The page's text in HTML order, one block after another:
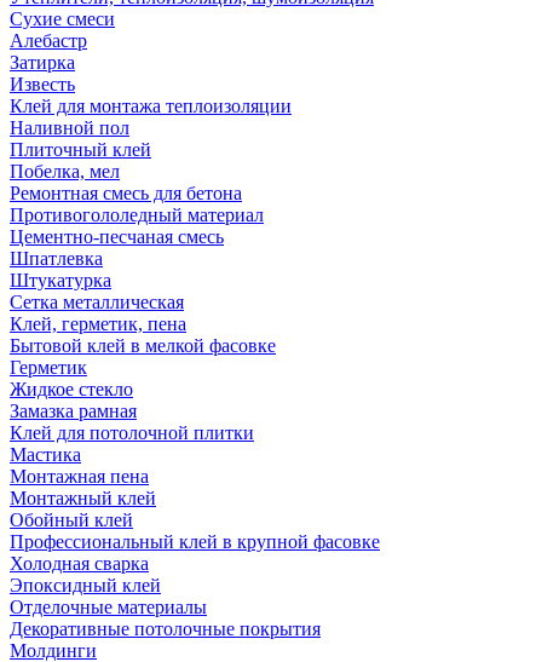
Сухие смеси
Алебастр
Затирка
Известь
Клей для монтажа теплоизоляции
Наливной пол
Плиточный клей
Побелка, мел
Ремонтная смесь для бетона
Противогололедный материал
Цементно-песчаная смесь
Шпатлевка
Штукатурка
Сетка металлическая
Клей, герметик, пена
Бытовой клей в мелкой фасовке
Герметик
Жидкое стекло
Замазка рамная
Клей для потолочной плитки
Мастика
Монтажная пена
Монтажный клей
Обойный клей
Профессиональный клей в крупной фасовке
Холодная сварка
Эпоксидный клей
Отделочные материалы
Декоративные потолочные покрытия
Молдинги